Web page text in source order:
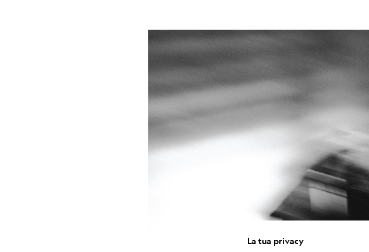
La tua privacy